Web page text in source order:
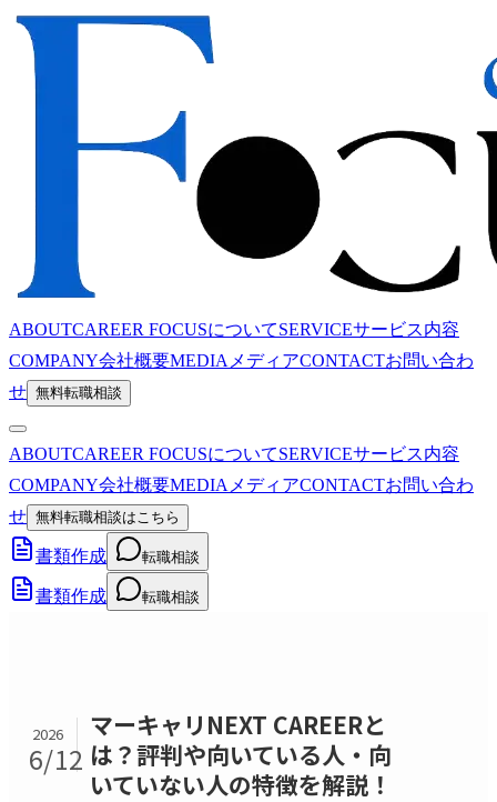
ABOUTCAREER FOCUSについてSERVICEサービス内容
COMPANY会社概要MEDIA メディアCONTACTお問い合わ
せ 無料転職相談
ABOUTCAREER FOCUSについてSERVICEサービス内容
COMPANY会社概要MEDIA メディアCONTACTお問い合わ
せ 無料転職相談はこちら
書類作成 転職相談
書類作成 転職相談
2026
6/12
マーキャリNEXT CAREERと
は？評判や向いている人・向
いていない人の特徴を解説！